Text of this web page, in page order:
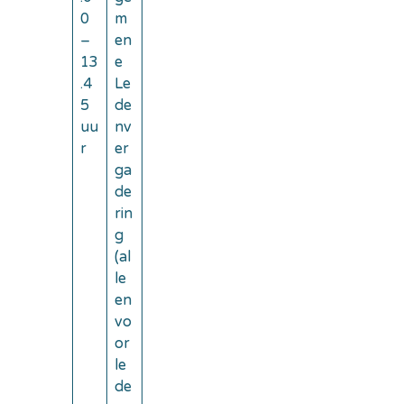
0
–
13
.4
5
uu
r
m
en
e
Le
de
nv
er
ga
de
rin
g
(al
le
en
vo
or
le
de